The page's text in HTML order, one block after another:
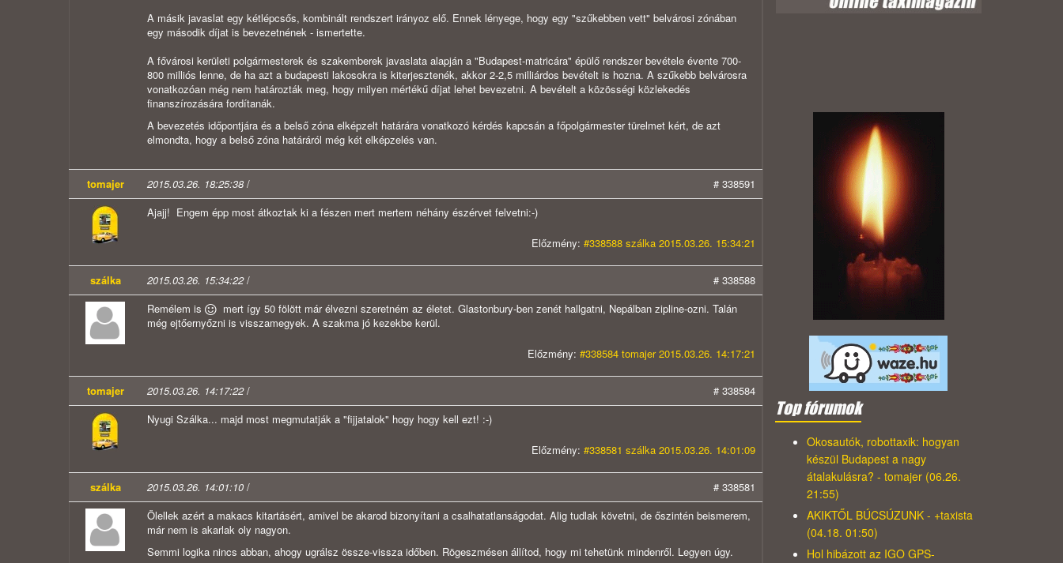
A másik javaslat egy kétlépcsős, kombinált rendszert irányoz elő. Ennek lényege, hogy egy "szűkebben vett" belvárosi zónában
egy második díjat is bevezetnének - ismertette.
A fővárosi kerületi polgármesterek és szakemberek javaslata alapján a "Budapest-matricára" épülő rendszer bevétele évente 700-
800 milliós lenne, de ha azt a budapesti lakosokra is kiterjesztenék, akkor 2-2,5 milliárdos bevételt is hozna. A szűkebb belvárosra
vonatkozóan még nem határozták meg, hogy milyen mértékű díjat lehet bevezetni. A bevételt a közösségi közlekedés
finanszírozására fordítanák.
A bevezetés időpontjára és a belső zóna elképzelt határára vonatkozó kérdés kapcsán a főpolgármester türelmet kért, de azt
elmondta, hogy a belső zóna határáról még két elképzelés van.
tomajer 2015.03.26. 18:25:38 /
# 338591
Ajajj! Engem épp most átkoztak ki a fészen mert mertem néhány észérvet felvetni:-)
Előzmény: #338588 szálka 2015.03.26. 15:34:21
szálka 2015.03.26. 15:34:22/
# 338588
Remélem is
mert így 50 fölött már élvezni szeretném az életet. Glastonbury-ben zenét hallgatni, Nepálban zipline-ozni. Talán
még ejtőernyőzni is visszamegyek. A szakma jó kezekbe kerül.
Előzmény: #338584 tomajer 2015.03.26. 14:17:21
tomajer 2015.03.26. 14:17:22/
# 338584
Nyugi Szálka... majd most megmutatják a "fijjatalok" hogy hogy kell ezt! :-)
Előzmény: #338581 szálka 2015.03.26. 14:01:09
szálka 2015.03.26. 14:01:10 /
# 338581
Ölellek azért a makacs kitartásért, amivel be akarod bizonyítani a csalhatatlanságodat. Alig tudlak követni, de őszintén beismerem,
már nem is akarlak oly nagyon.
Semmi logika nincs abban, ahogy ugrálsz össze-vissza időben. Rögeszmésen állítod, hogy mi tehetünk mindenről. Legyen úgy.
Top fórumok
Okosautók, robottaxik: hogyan
készül Budapest a nagy
átalakulásra? - tomajer (06.26.
21:55)
AKIKTŐL BÚCSÚZUNK - +taxista
(04.18. 01:50)
Hol hibázott az IGO GPS-